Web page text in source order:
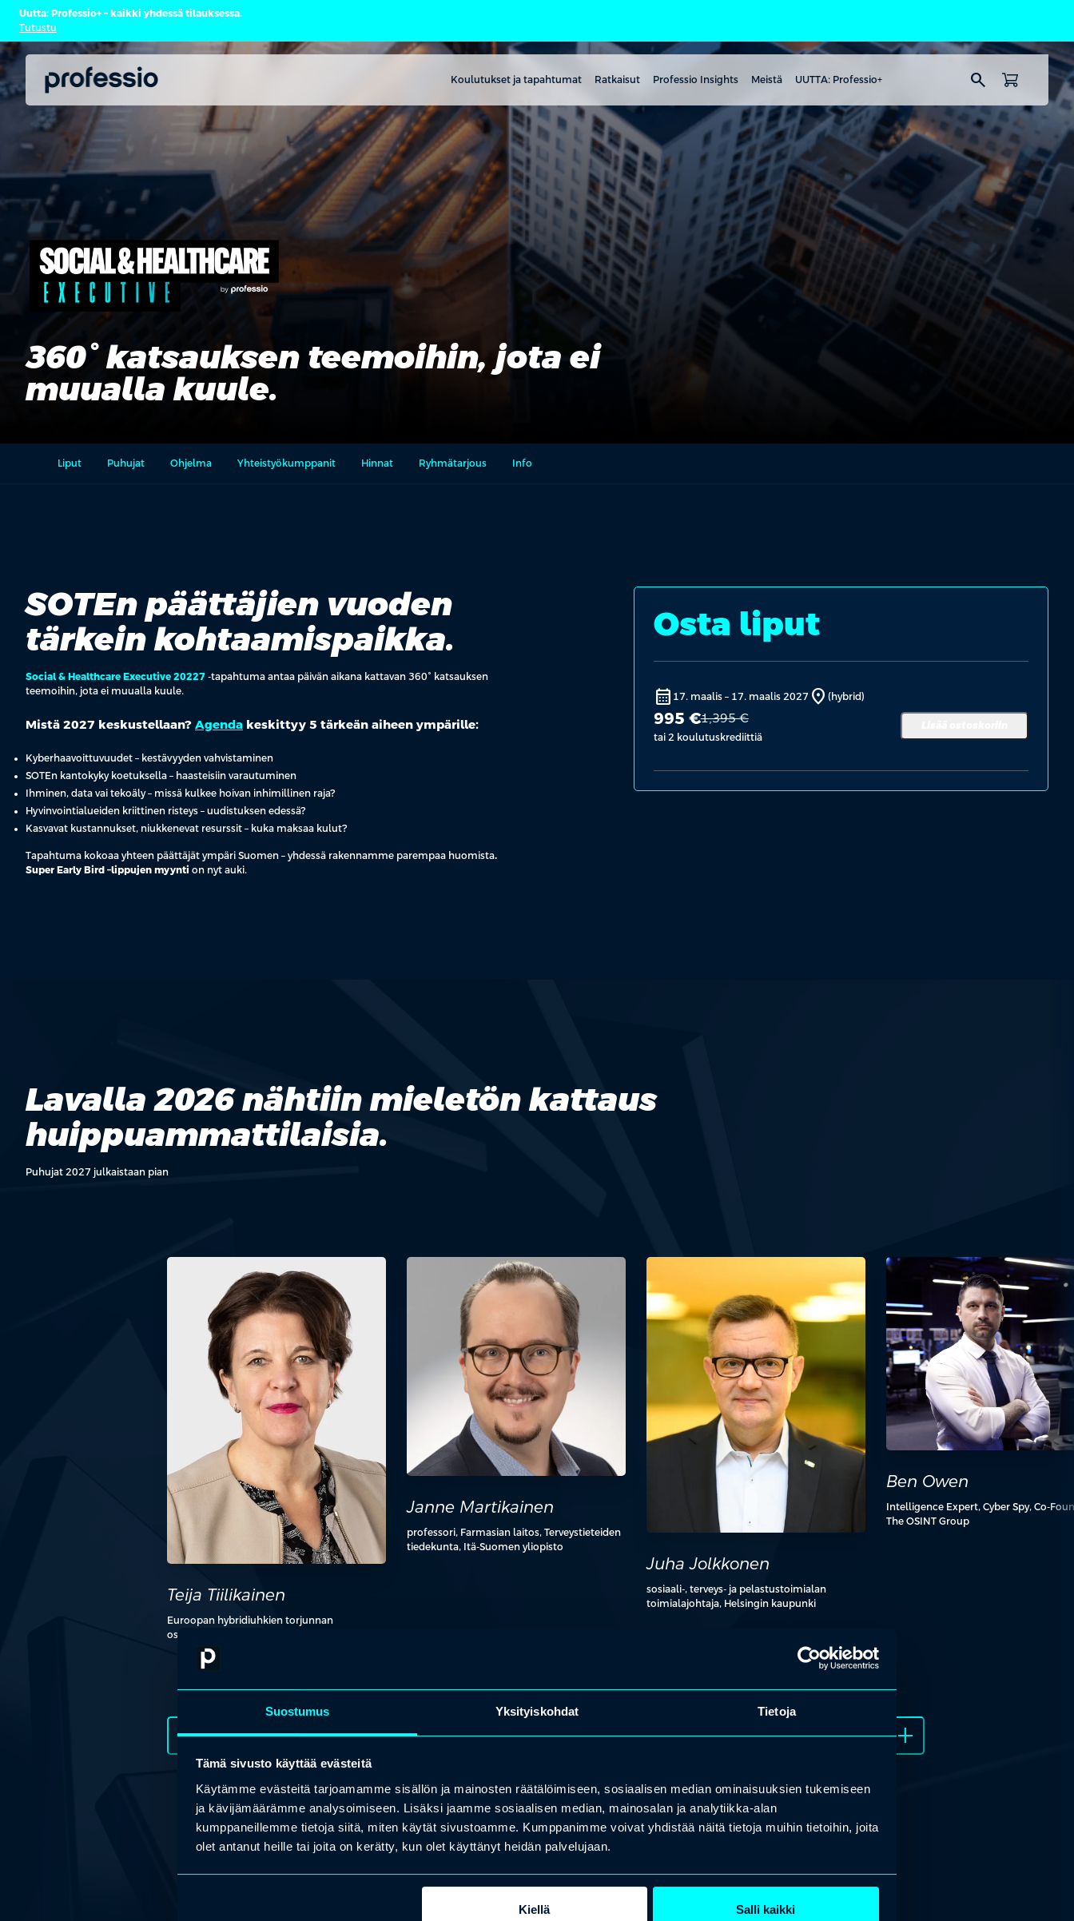
Suostumus Yksityiskohdat Tietoja
Tämä sivusto käyttää evästeitä
Käytämme evästeitä tarjoamamme sisällön ja mainosten räätälöimiseen, sosiaalisen median ominaisuuksien tukemiseen
ja kävijämäärämme analysoimiseen. Lisäksi jaamme sosiaalisen median, mainosalan ja analytiikka-alan
kumppaneillemme tietoja siitä, miten käytät sivustoamme. Kumppanimme voivat yhdistää näitä tietoja muihin tietoihin, joita
olet antanut heille tai joita on kerätty, kun olet käyttänyt heidän palvelujaan.
Kiellä Salli kaikki
Uutta: Professio+ – kaikki yhdessä tilauksessa.
Tutustu
Koulutukset ja tapahtumat Ratkaisut Professio Insights Meistä UUTTA: Professio+ search
360° katsauksen teemoihin, jota ei
muualla kuule.
Liput Puhujat Ohjelma Yhteistyökumppanit Hinnat Ryhmätarjous Info
SOTEn päättäjien vuoden
tärkein kohtaamispaikka.
Social & Healthcare Executive 20227 -tapahtuma antaa päivän aikana kattavan 360° katsauksen
teemoihin, jota ei muualla kuule.
Mistä 2027 keskustellaan? Agenda keskittyy 5 tärkeän aiheen ympärille:
Kyberhaavoittuvuudet – kestävyyden vahvistaminen
SOTEn kantokyky koetuksella – haasteisiin varautuminen
Ihminen, data vai tekoäly– missä kulkee hoivan inhimillinen raja?
Hyvinvointialueiden kriittinen risteys – uudistuksen edessä?
Kasvavat kustannukset, niukkenevat resurssit – kuka maksaa kulut?
Tapahtuma kokoaa yhteen päättäjät ympäri Suomen – yhdessä rakennamme parempaa huomista.
Super Early Bird –lippujen myynti on nyt auki.
Osta liput
calendar_month 17. maalis – 17. maalis 2027 location_on (hybrid)
995 €1,395 €
tai 2 koulutuskrediittiä
Lavalla 2026 nähtiin mieletön kattaus
huippuammattilaisia.
Puhujat 2027 julkaistaan pian
Teija Tiilikainen
Euroopan hybridiuhkien torjunnan
osaamiskeskuksen johtaja (Hybrid CoE)
add_2
Janne Martikainen
professori, Farmasian laitos, Terveystieteiden
tiedekunta, Itä-Suomen yliopisto
add_2
Juha Jolkkonen
sosiaali-, terveys- ja pelastustoimialan
toimialajohtaja, Helsingin kaupunki
add_2
Ben Owen
Intelligence Expert, Cyber Spy, Co-
The OSINT Group
add_2
arrow_back arrow_forward